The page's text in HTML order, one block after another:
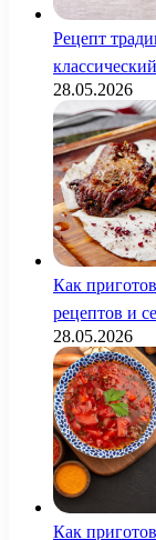
Рецепт
28.05.2026
Как
рецептов и
28.05.2026
Как